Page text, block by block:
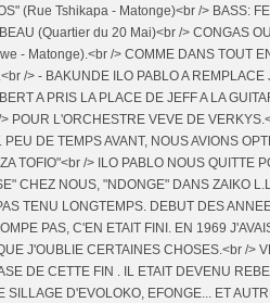
(Rue Tshikapa - Matonge)<br /> BASS:
(Quartier du 20 Mai)<br /> CONGAS
- Matonge).<br /> COMME DANS TOUT
/> - BAKUNDE ILO PABLO A REMPLACE
A PRIS LA PLACE DE JEFF A LA
POUR L'ORCHESTRE VEVE DE
PEU DE TEMPS AVANT, NOUS AVIONS
TOFIO"<br /> ILO PABLO NOUS QUITTE
CHEZ NOUS, "NDONGE" DANS ZAIKO
TENU LONGTEMPS. DEBUT DES
PAS, C'EN ETAIT FINI. EN 1969
J'OUBLIE CERTAINES CHOSES.<br />
DE CETTE FIN . IL ETAIT DEVENU
SILLAGE D'EVOLOKO, EFONGE... ET